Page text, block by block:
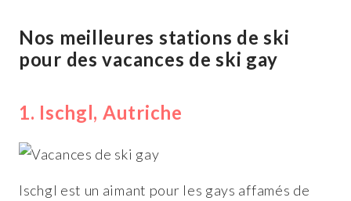
Nos meilleures stations de ski
pour des vacances de ski gay
1. Ischgl, Autriche
Ischgl est un aimant pour les gays affamés de